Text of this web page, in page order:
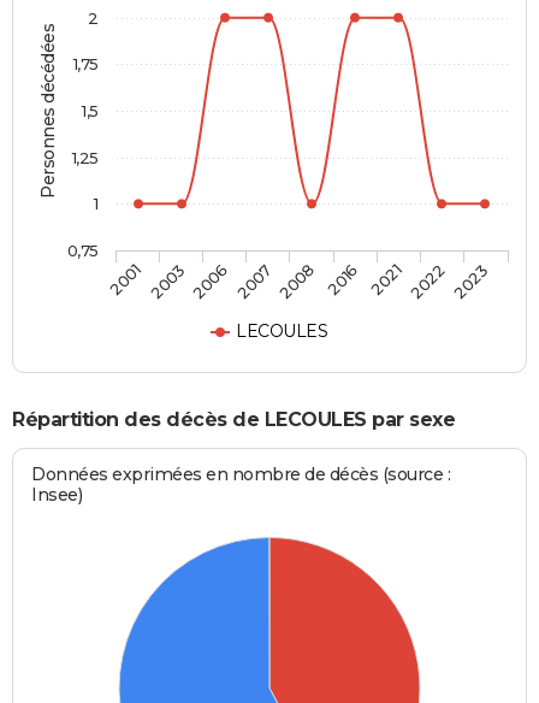
Personnes décédées
LECOULES
2001 20032006 2007 2008 2016 202120222023
0,75
1
1,25
1,5
1,75
2
Répartition des décès de LECOULES par sexe
Données exprimées en nombre de décès (source :
Insee)